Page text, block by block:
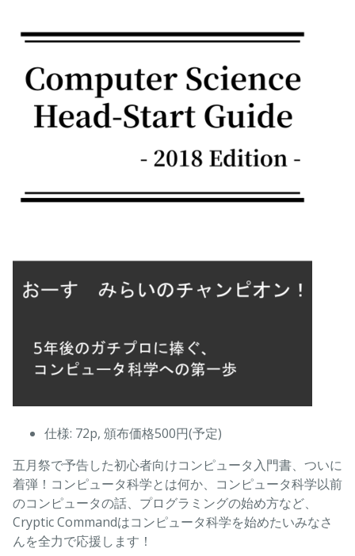
仕様: 72p, 頒布価格500円(予定)
五月祭で予告した初心者向けコンピュータ入門書、ついに
着弾！コンピュータ科学とは何か、コンピュータ科学以前
のコンピュータの話、プログラミングの始め方など、
Cryptic Commandはコンピュータ科学を始めたいみなさ
んを全力で応援します！